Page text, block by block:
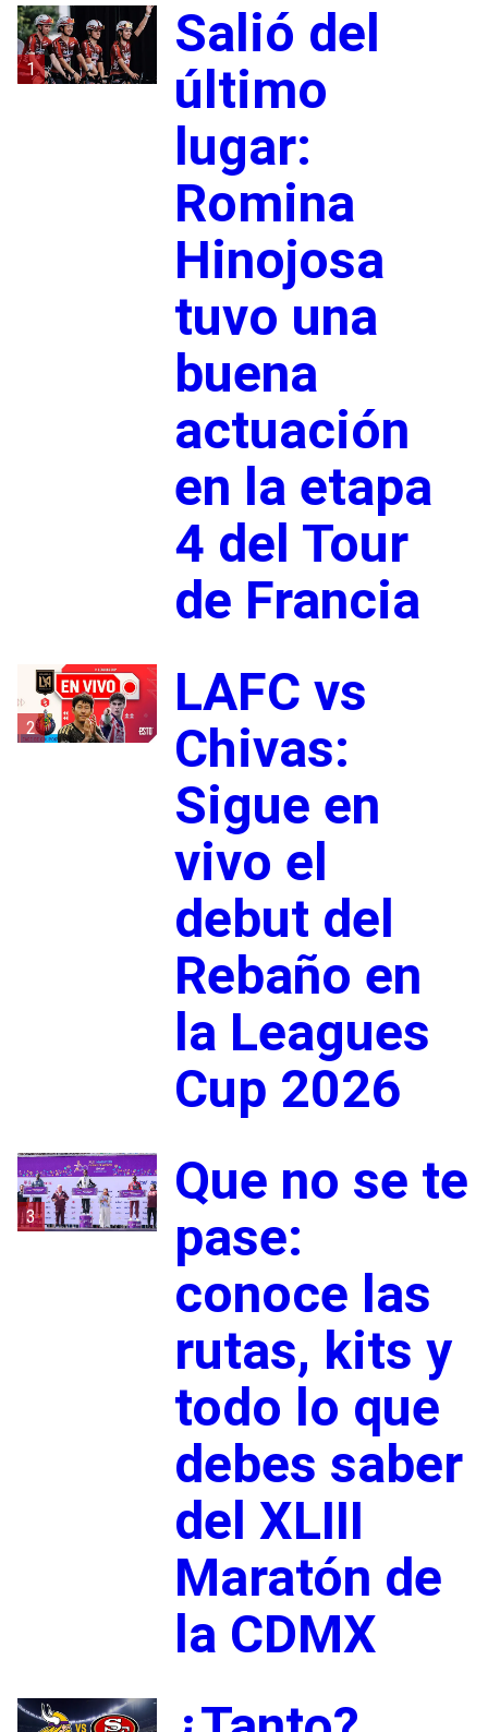
1
Salió del
último
lugar:
Romina
Hinojosa
tuvo una
buena
actuación
en la etapa
4 del Tour
de Francia
2
LAFC vs
Chivas:
Sigue en
vivo el
debut del
Rebaño en
la Leagues
Cup 2026
3
Que no se te
pase:
conoce las
rutas, kits y
todo lo que
debes saber
del XLIII
Maratón de
la CDMX